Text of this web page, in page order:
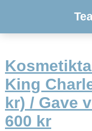
King
kr) / Gave
600 kr